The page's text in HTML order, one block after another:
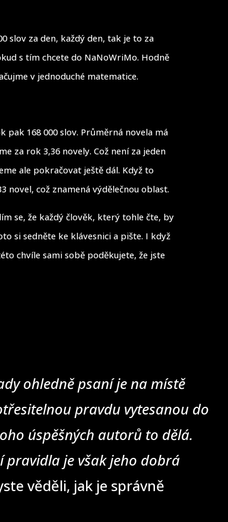
slov za den, každý den, tak je to za
s tím chcete do NaNoWriMo. Hodně
v jednoduché matematice.
pak 168 000 slov. Průměrná novela má
za rok 3,36 novely. Což není za jeden
ale pokračovat ještě dál. Když to
novel, což znamená výdělečnou oblast.
se, že každý člověk, který tohle čte, by
si sedněte ke klávesnici a pište. I když
chvíle sami sobě poděkujete, že jste
ohledně psaní je na místě
pravdu vytesanou do
úspěšných autorů to dělá.
je však jeho dobrá
věděli, jak je správně